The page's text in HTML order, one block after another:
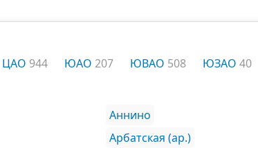
ЦАО 944 ЮАО 207 ЮВАО 508 ЮЗАО 40
Аннино
Арбатская (ар.)